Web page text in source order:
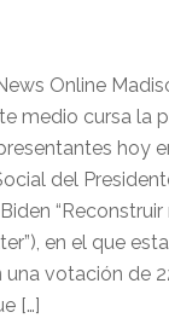
Online
medio cursa la
hoy
del
“Reconstruir
en el que
una votación de
[…]